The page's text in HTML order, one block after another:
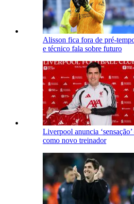
Alisson fica fora de pré-
e técnico fala sobre futuro
Liverpool anuncia
como novo treinador